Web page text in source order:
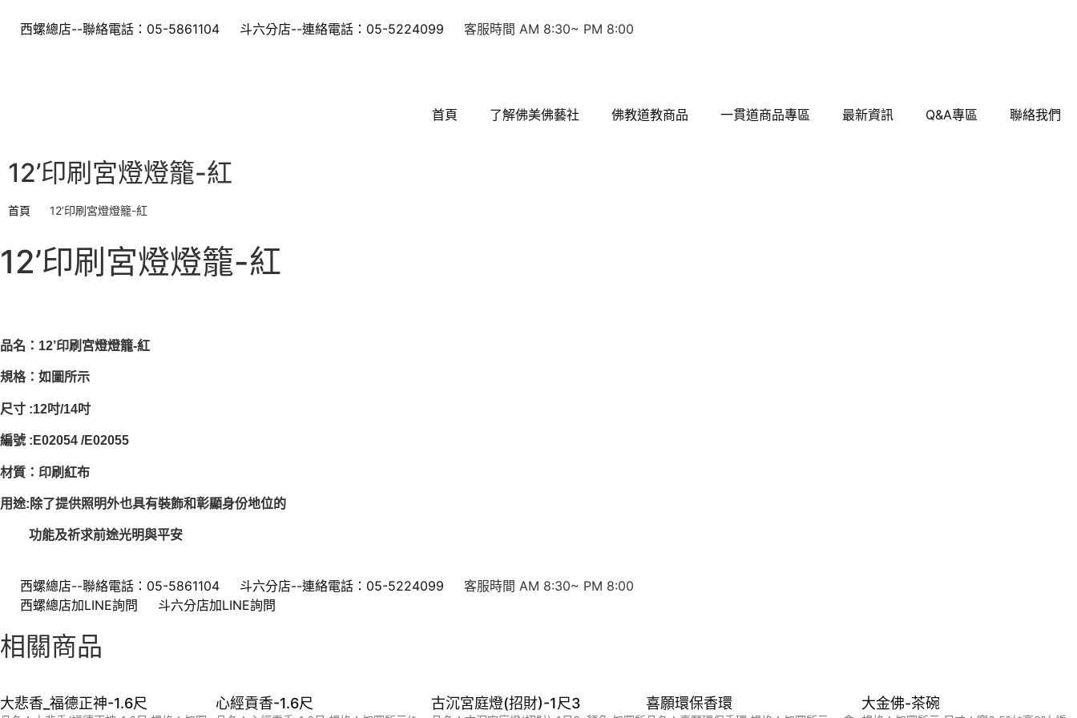
西螺總店--聯絡電話：05-5861104 斗六分店--連絡電話：05-5224099 客服時間 AM 8:30~ PM 8:00
首頁 了解佛美佛藝社 佛教道教商品 一貫道商品專區 最新資訊 Q&A專區 聯絡我們
12’印刷宮燈燈籠-紅
首頁 12’印刷宮燈燈籠-紅
12’印刷宮燈燈籠-紅
品名：12’印刷宮燈燈籠-紅
規格：如圖所示
尺寸 :12吋/14吋
編號 :E02054 /E02055
材質：印刷紅布
用途:除了提供照明外也具有裝飾和彰顯身份地位的
功能及祈求前途光明與平安
西螺總店--聯絡電話：05-5861104 斗六分店--連絡電話：05-5224099
客服時間 AM 8:30~ PM 8:00
西螺總店加LINE詢問
斗六分店加LINE詢問
相關商品
大悲香_福德正神-1.6尺 心經貢香-1.6尺 古沉宮庭燈(招財)-1尺3 喜願環保香環 大金佛-茶碗